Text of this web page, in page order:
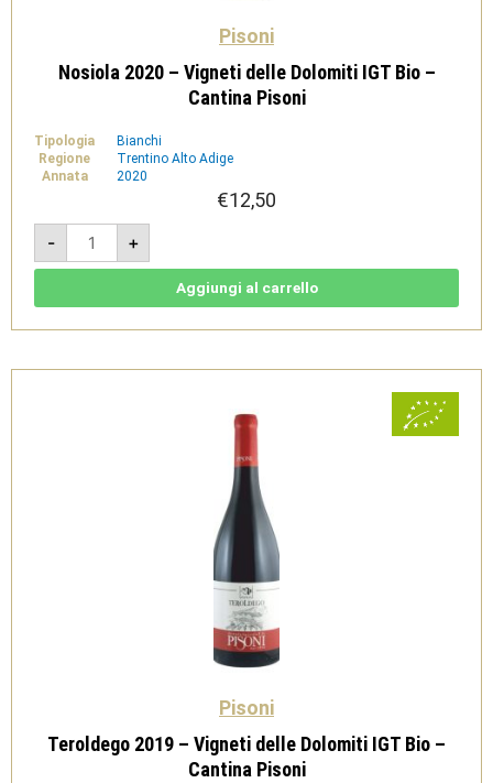
Pisoni
Nosiola 2020 – Vigneti delle Dolomiti IGT Bio –
Cantina Pisoni
Tipologia
Bianchi
Regione
Trentino Alto Adige
Annata
2020
€12,50
-
Nosiola
2020
-
Vigneti
Bio
Pisoni
+
Aggiungi al carrello
Pisoni
Teroldego 2019 – Vigneti delle Dolomiti IGT Bio –
Cantina Pisoni